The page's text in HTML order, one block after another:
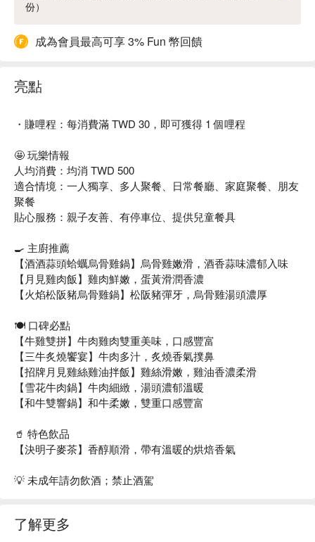
份）
成為會員最高可享 3% Fun 幣回饋
亮點
・賺哩程：每消費滿 TWD 30，即可獲得 1 個哩程
🤩 玩樂情報
人均消費：均消 TWD 500
適合情境：一人獨享、多人聚餐、日常餐廳、家庭聚餐、朋友
聚餐
貼心服務：親子友善、有停車位、提供兒童餐具
🍳 主廚推薦
【酒酒蒜頭蛤蠣烏骨雞鍋】烏骨雞嫩滑，酒香蒜味濃郁入味
【月見雞肉飯】雞肉鮮嫩，蛋黃滑潤香濃
【火焰松阪豬烏骨雞鍋】松阪豬彈牙，烏骨雞湯頭濃厚
🍽️ 口碑必點
【牛雞雙拼】牛肉雞肉雙重美味，口感豐富
【三牛炙燒饗宴】牛肉多汁，炙燒香氣撲鼻
【招牌月見雞絲雞油拌飯】雞絲滑嫩，雞油香濃柔滑
【雪花牛肉鍋】牛肉細緻，湯頭濃郁溫暖
【和牛雙響鍋】和牛柔嫩，雙重口感豐富
🥤 特色飲品
【決明子麥茶】香醇順滑，帶有溫暖的烘焙香氣
💡 未成年請勿飲酒；禁止酒駕
了解更多